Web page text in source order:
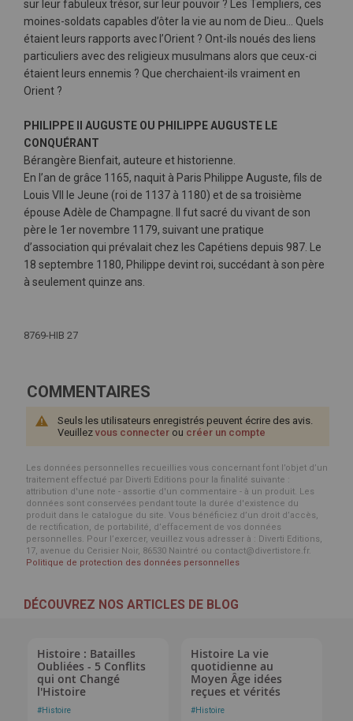
sur leur fabuleux trésor, sur leur pouvoir ? Les Templiers, ces
moines-soldats capables d’ôter la vie au nom de Dieu… Quels
étaient leurs rapports avec l’Orient ? Ont-ils noués des liens
particuliers avec des religieux musulmans alors que ceux-ci
étaient leurs ennemis ? Que cherchaient-ils vraiment en
Orient ?
PHILIPPE II AUGUSTE OU PHILIPPE AUGUSTE LE
CONQUÉRANT
Bérangère Bienfait, auteure et historienne.
En l’an de grâce 1165, naquit à Paris Philippe Auguste, fils de
Louis VII le Jeune (roi de 1137 à 1180) et de sa troisième
épouse Adèle de Champagne. Il fut sacré du vivant de son
père le 1er novembre 1179, suivant une pratique
d’association qui prévalait chez les Capétiens depuis 987. Le
18 septembre 1180, Philippe devint roi, succédant à son père
à seulement quinze ans.
d'infos
8769-HIB 27
COMMENTAIRES
Seuls les utilisateurs enregistrés peuvent écrire des avis.
Veuillez vous connecter ou créer un compte
Les données personnelles recueillies vous concernant font l’objet d’un
traitement effectué par Diverti Editions pour la finalité suivante :
attribution d'une note - assortie d'un commentaire - à un produit. Les
données sont conservées pendant toute la durée d'existence du
produit dans le catalogue du site. Vous bénéficiez d’un droit d’accès,
de rectification, de portabilité, d’effacement de vos données
personnelles. Pour l’exercer, veuillez vous adresser à : Diverti Editions,
17, avenue du Cerisier Noir, 86530 Naintré ou contact@divertistore.fr.
Politique de protection des données personnelles
DÉCOUVREZ NOS ARTICLES DE BLOG
Histoire : Batailles
Oubliées - 5 Conflits
qui ont Changé
l'Histoire
#Histoire
Histoire La vie
quotidienne au
Moyen Âge idées
reçues et vérités
#Histoire